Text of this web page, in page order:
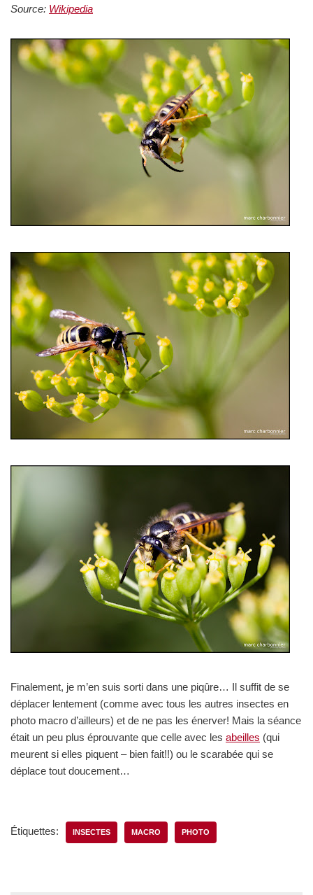
Source: Wikipedia
Finalement, je m’en suis sorti dans une piqûre… Il suffit de se
déplacer lentement (comme avec tous les autres insectes en
photo macro d’ailleurs) et de ne pas les énerver! Mais la séance
était un peu plus éprouvante que celle avec les abeilles (qui
meurent si elles piquent – bien fait!!) ou le scarabée qui se
déplace tout doucement…
Étiquettes: INSECTES MACRO PHOTO